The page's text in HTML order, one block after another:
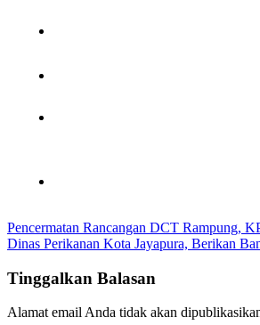
Navigasi
pos
Pencermatan Rancangan DCT Rampung,
Dinas Perikanan Kota Jayapura, Berikan
Tinggalkan Balasan
Alamat email Anda tidak akan